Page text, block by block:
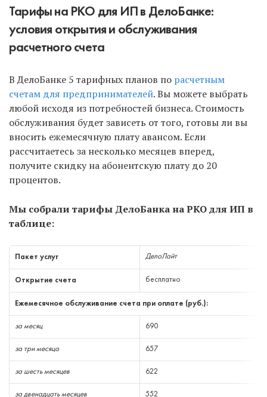
Тарифы на РКО для ИП в ДелоБанке:
условия открытия и обслуживания
расчетного счета
В ДелоБанке 5 тарифных планов по расчетным
счетам для предпринимателей. Вы можете выбрать
любой исходя из потребностей бизнеса. Стоимость
обслуживания будет зависеть от того, готовы ли вы
вносить ежемесячную плату авансом. Если
рассчитаетесь за несколько месяцев вперед,
получите скидку на абонентскую плату до 20
процентов.
Мы собрали тарифы ДелоБанка на РКО для ИП в
таблице:
Пакет услуг ДелоЛайт
Открытие счета бесплатно
Ежемесячное обслуживание счета при оплате (руб.):
за месяц 690
за три месяца 657
за шесть месяцев 622
за двенадцать месяцев 552